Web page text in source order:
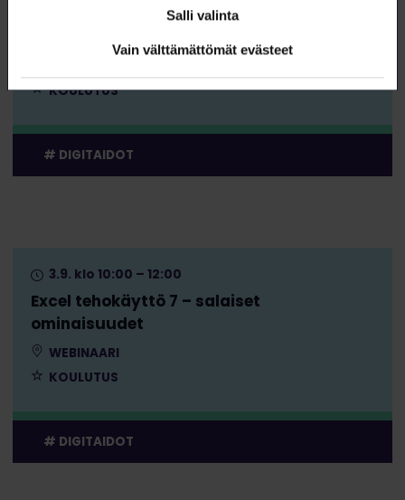
Salli valinta
Vain välttämättömät evästeet
3.9. klo 9:00 – 12:00
KOULUTUS
DIGITAIDOT
Excel tehokäyttö 7 – salaiset
ominaisuudet
3.9. klo 10:00 – 12:00
WEBINAARI
KOULUTUS
DIGITAIDOT